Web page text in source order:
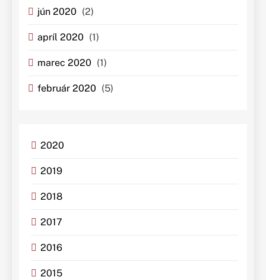
jún 2020 (2)
apríl 2020 (1)
marec 2020 (1)
február 2020 (5)
2020
2019
2018
2017
2016
2015